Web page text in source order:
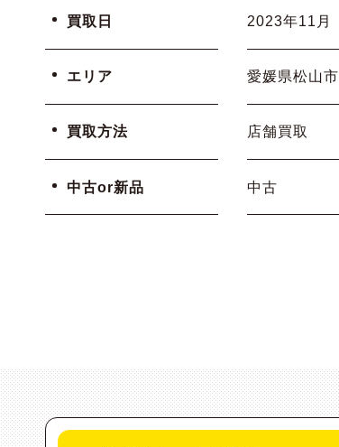
買取日 2023年11月
エリア 愛媛県松山市
買取方法 店舗買取
中古or新品 中古